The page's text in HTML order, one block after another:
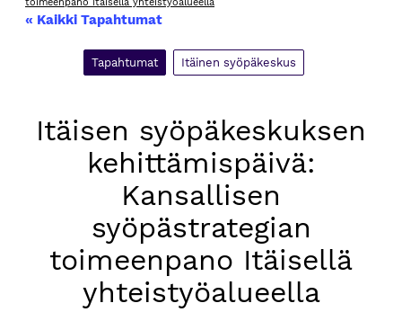
« Kaikki Tapahtumat
Tapahtumat Itäinen syöpäkeskus
Itäisen syöpäkeskuksen
kehittämispäivä:
Kansallisen
syöpästrategian
toimeenpano Itäisellä
yhteistyöalueella